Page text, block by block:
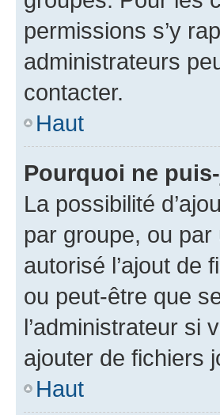
permissions s’y
administrateurs
contacter.
Haut
Pourquoi ne
La possibilité
par groupe, ou par
autorisé l’ajout de
ou peut-être que
l’administrateur si
ajouter de fichiers
Haut